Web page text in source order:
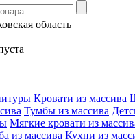
область
Кровати из массива
Тумбы из массива
Мягкие кровати из
из массива Кухни из